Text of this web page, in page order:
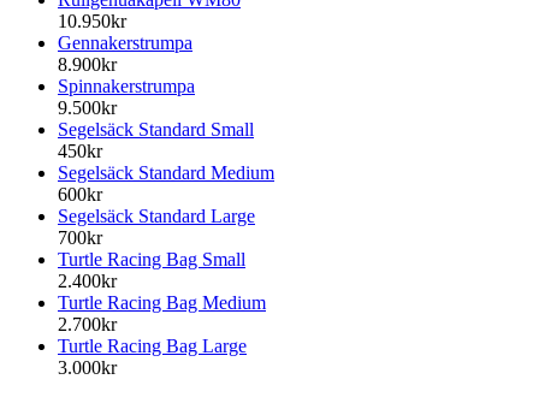
10.950kr
Gennakerstrumpa
8.900kr
Spinnakerstrumpa
9.500kr
Segelsäck Standard Small
450kr
Segelsäck Standard Medium
600kr
Segelsäck Standard Large
700kr
Turtle Racing Bag Small
2.400kr
Turtle Racing Bag Medium
2.700kr
Turtle Racing Bag Large
3.000kr